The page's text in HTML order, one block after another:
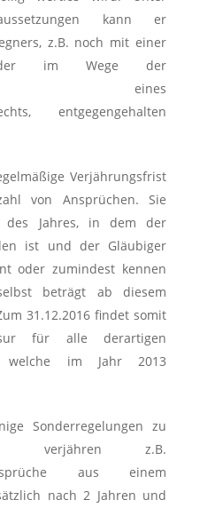
kann er
z.B. noch mit einer
im Wege der
eines
entgegengehalten
Verjährungsfrist
von Ansprüchen. Sie
des Jahres, in dem der
ist und der Gläubiger
oder zumindest kennen
beträgt ab diesem
31.12.2016 findet somit
für alle derartigen
welche im Jahr 2013
Sonderregelungen zu
verjähren z.B.
aus einem
nach 2 Jahren und